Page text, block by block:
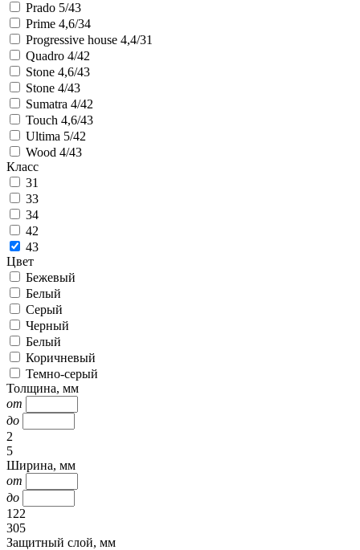
Prado 5/43
Prime 4,6/34
Progressive house 4,4/31
Quadro 4/42
Stone 4,6/43
Stone 4/43
Sumatra 4/42
Touch 4,6/43
Ultima 5/42
Wood 4/43
Класс
31
33
34
42
43
Цвет
Бежевый
Белый
Серый
Черный
Белый
Коричневый
Темно-серый
Толщина, мм
от
до
2
5
Ширина, мм
от
до
122
305
Защитный слой, мм